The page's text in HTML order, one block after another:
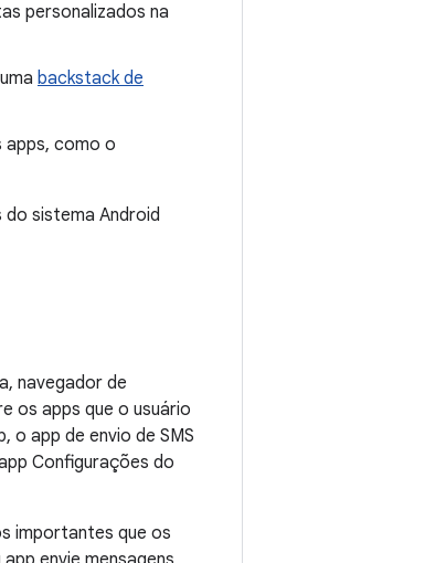
personalizados na
backstack de
apps, como o
sistema Android
navegador de
os apps que o usuário
app de envio de SMS
Configurações do
importantes que os